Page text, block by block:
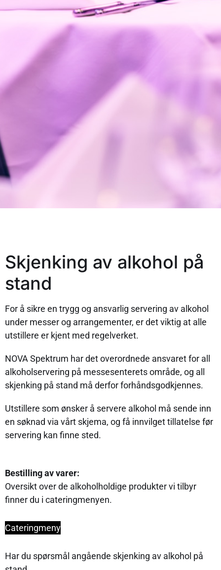
Skjenking av alkohol på
stand
For å sikre en trygg og ansvarlig servering av alkohol
under messer og arrangementer, er det viktig at alle
utstillere er kjent med regelverket.
NOVA Spektrum har det overordnede ansvaret for all
alkoholservering på messesenterets område, og all
skjenking på stand må derfor forhåndsgodkjennes.
Utstillere som ønsker å servere alkohol må sende inn
en søknad via vårt skjema, og få innvilget tillatelse før
servering kan finne sted.
Bestilling av varer:
Oversikt over de alkoholholdige produkter vi tilbyr
finner du i cateringmenyen.
Cateringmeny
Har du spørsmål angående skjenking av alkohol på